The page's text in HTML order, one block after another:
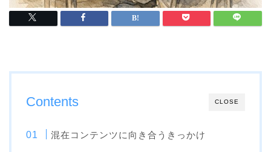
CLOSE
Contents
混在コンテンツに向き合うきっかけ